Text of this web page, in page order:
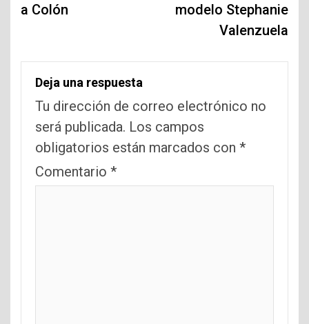
a Colón
modelo Stephanie
Valenzuela
Deja una respuesta
Tu dirección de correo electrónico no
será publicada. Los campos
obligatorios están marcados con *
Comentario *